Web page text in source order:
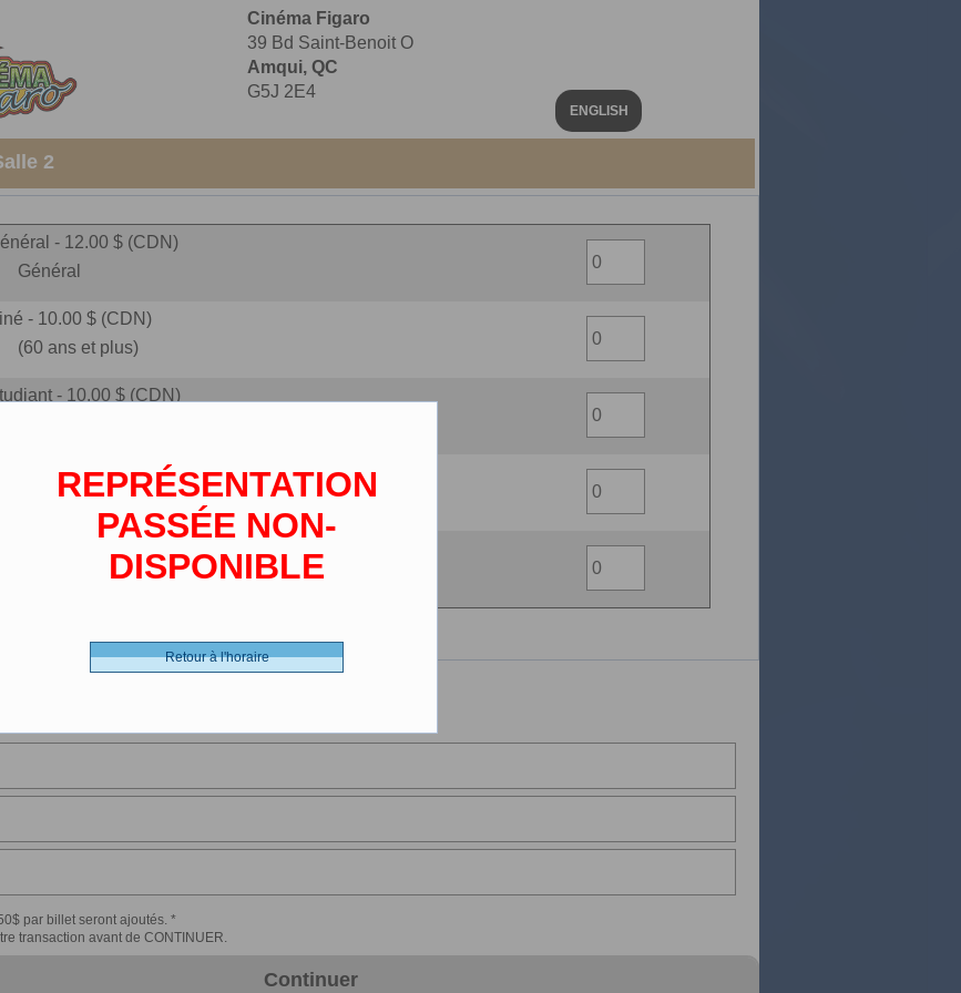
Cinéma Figaro
39 Bd Saint-Benoit O
Amqui, QC
G5J 2E4
ENGLISH
2
- 12.00 $ (CDN)
Général
- 10.00 $ (CDN)
(60 ans et plus)
- 10.00 $ (CDN)
- 9.00 $ (CDN)
(2-12 ans)
fidélité - 0.00 $ (CDN)
par billet seront ajoutés. *
transaction avant de CONTINUER.
Continuer
REPRÉSENTATION
PASSÉE NON-
DISPONIBLE
Retour à l'horaire